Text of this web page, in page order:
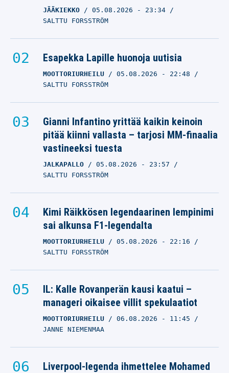
JÄÄKIEKKO 05.08.2026 - 23:34
SALTTU FORSSTRÖM
Esapekka Lapille huonoja uutisia
MOOTTORIURHEILU 05.08.2026 - 22:48
SALTTU FORSSTRÖM
Gianni Infantino yrittää kaikin keinoin
pitää kiinni vallasta – tarjosi MM-finaalia
vastineeksi tuesta
JALKAPALLO 05.08.2026 - 23:57
SALTTU FORSSTRÖM
Kimi Räikkösen legendaarinen lempinimi
sai alkunsa F1-legendalta
MOOTTORIURHEILU 05.08.2026 - 22:16
SALTTU FORSSTRÖM
IL: Kalle Rovanperän kausi kaatui –
manageri oikaisee villit spekulaatiot
MOOTTORIURHEILU 06.08.2026 - 11:45
JANNE NIEMENMAA
Liverpool-legenda ihmettelee Mohamed